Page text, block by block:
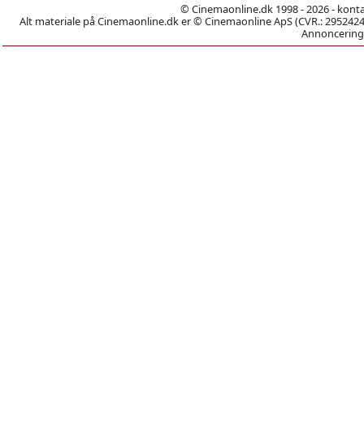
© Cinemaonline.dk 1998 - 2026 -
Alt materiale på Cinemaonline.dk er © Cinemaonline ApS (CVR.: